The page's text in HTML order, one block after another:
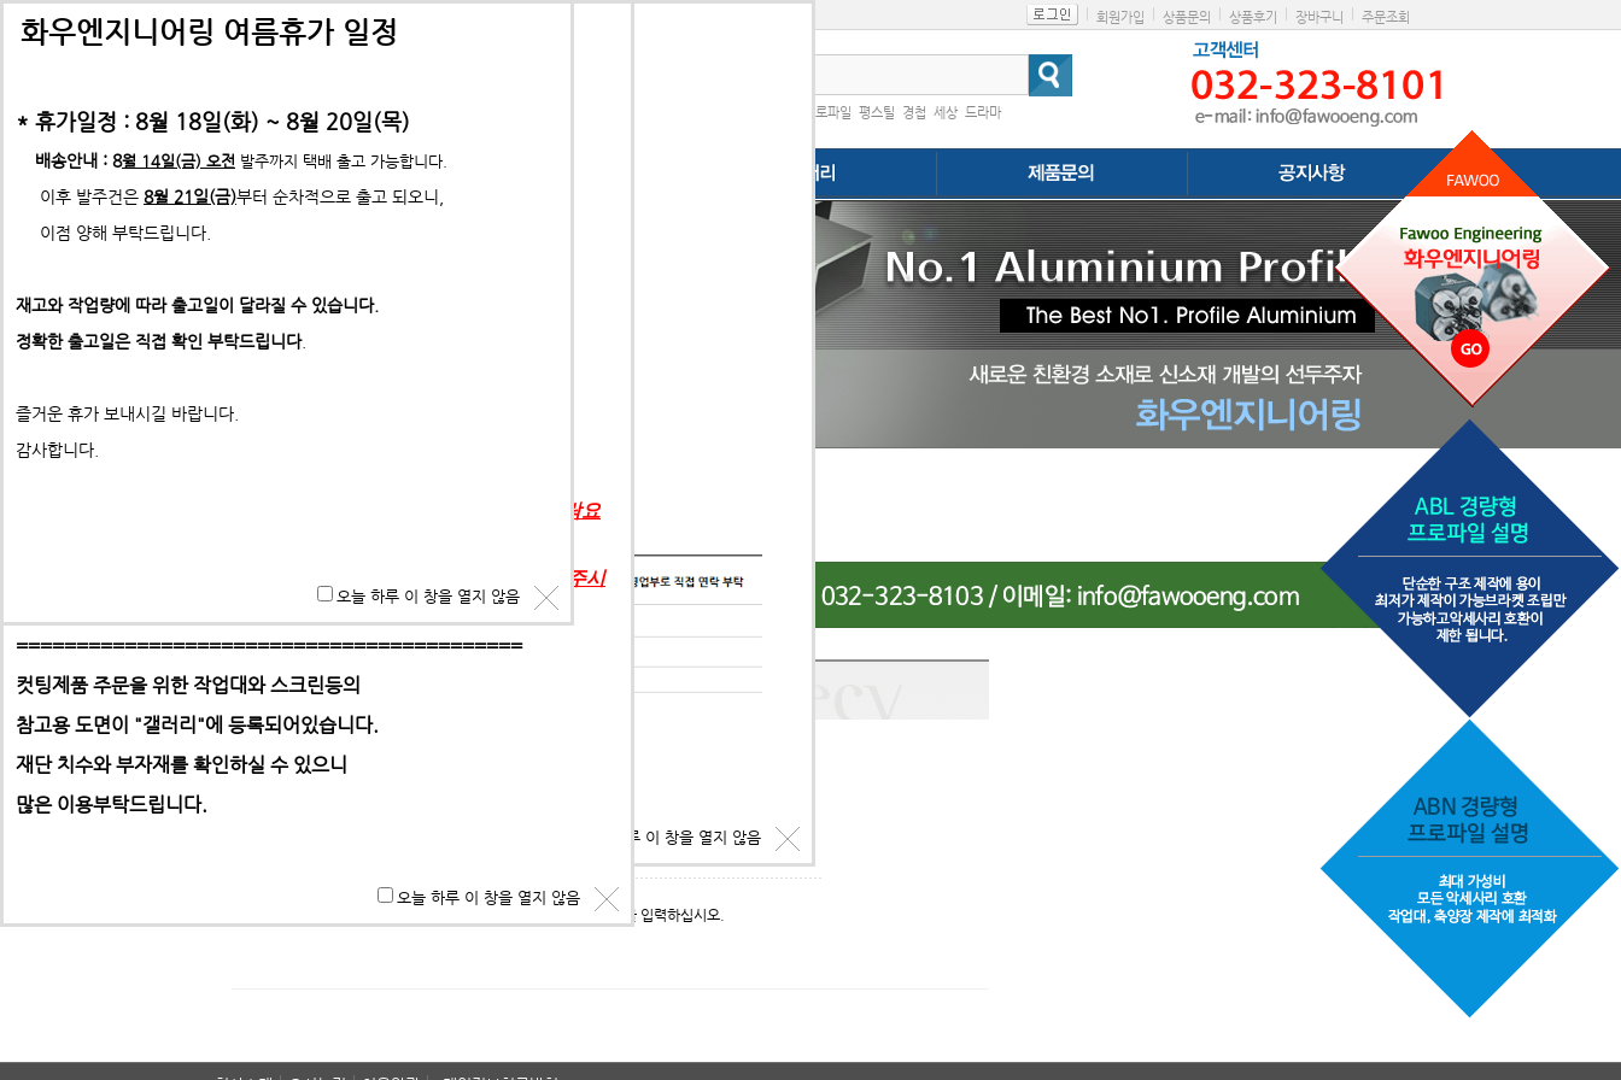
배송비관련 공지사항
*택배사 요청에 따라 선불,착불 동시에 진행이 불가하게 되었습니다.
-수정전 : 주문시 배송비(6,000원) 선불 결제
제품의 수량,무게,길이에 따라 추가요금은 착불진행
- 수정후 : 주문시 배송비(0원)
* 주문결제 단계에서 다시한번 문구 확인하시고
-> 택배요금은 택배사에서 픽업 후 결정합니다.
오늘 하루 이 창을 열지 않음
택배배송관련 공지사항(*필독)
*프로파일 절단길이 2700mm이상 택배발송 불가
* 프로파일 절단길이 2700mm 이상은각 지역 도착영업소에
따라배송이 불가할수도 있습니다. 주문시 참고 부탁드립니다.
ex) 자가수령 및 화물택배,화물차(운임고객부담) 배송가능
**알루미늄판재 및 기타판재 단가 인상 (쇼핑몰주문 및 입금전 연락요
**특히 알루미늄판,PC,아크릴 판재는 필히 사무실로 견적 문의해 주시
==========================================
컷팅제품 주문을 위한 작업대와 스크린등의
참고용 도면이 "갤러리"에 등록되어있습니다.
재단 치수와 부자재를 확인하실 수 있으니
많은 이용부탁드립니다.
오늘 하루 이 창을 열지 않음
화우엔지니어링 여름휴가 일정
* 휴가일정 : 8월 18일(화) ~ 8월 20일(목)
배송안내 : 8월 14일(금) 오전 발주까지 택배 출고 가능합니다.
이후 발주건은 8월 21일(금)부터 순차적으로 출고 되오니,
이점 양해 부탁드립니다.
재고와 작업량에 따라 출고일이 달라질 수 있습니다.
정확한 출고일은 직접 확인 부탁드립니다.
즐거운 휴가 보내시길 바랍니다.
감사합니다.
오늘 하루 이 창을 열지 않음
회원가입 상품문의 상품후기 장바구니 주문조회
프로파일 평스틸 경첩 세상 드라마
이 게시물의 패스워드를 입력하십시오.